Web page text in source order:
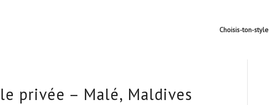
Choisis-ton-style
privée – Malé, Maldives